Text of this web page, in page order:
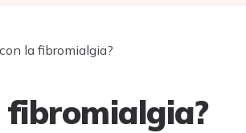
la fibromialgia?